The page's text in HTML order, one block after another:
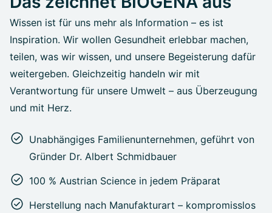
Wissen ist für uns mehr als Information – es ist
Inspiration. Wir wollen Gesundheit erlebbar machen,
teilen, was wir wissen, und unsere Begeisterung dafür
weitergeben. Gleichzeitig handeln wir mit
Verantwortung für unsere Umwelt – aus Überzeugung
und mit Herz.
Unabhängiges Familienunternehmen, geführt von
Gründer Dr. Albert Schmidbauer
100 % Austrian Science in jedem Präparat
Herstellung nach Manufakturart – kompromisslos